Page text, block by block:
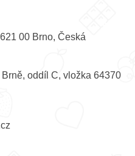
00 Brno, Česká
oddíl C, vložka 64370